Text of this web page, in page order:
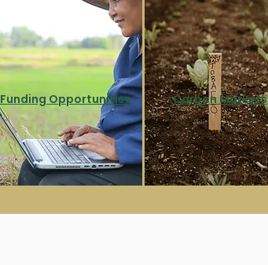
Funding Opportunities Carbon Markets